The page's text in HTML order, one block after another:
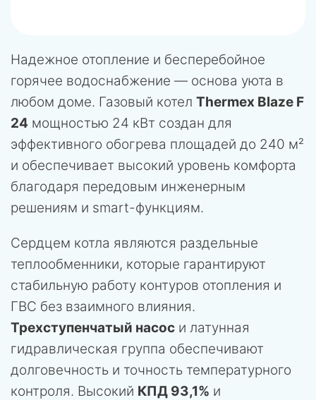
Надежное отопление и бесперебойное
горячее водоснабжение — основа уюта в
любом доме. Газовый котел Thermex Blaze F
24 мощностью 24 кВт создан для
эффективного обогрева площадей до 240 м²
и обеспечивает высокий уровень комфорта
благодаря передовым инженерным
решениям и smart-функциям.
Сердцем котла являются раздельные
теплообменники, которые гарантируют
стабильную работу контуров отопления и
ГВС без взаимного влияния.
Трехступенчатый насос и латунная
гидравлическая группа обеспечивают
долговечность и точность температурного
контроля. Высокий КПД 93,1% и